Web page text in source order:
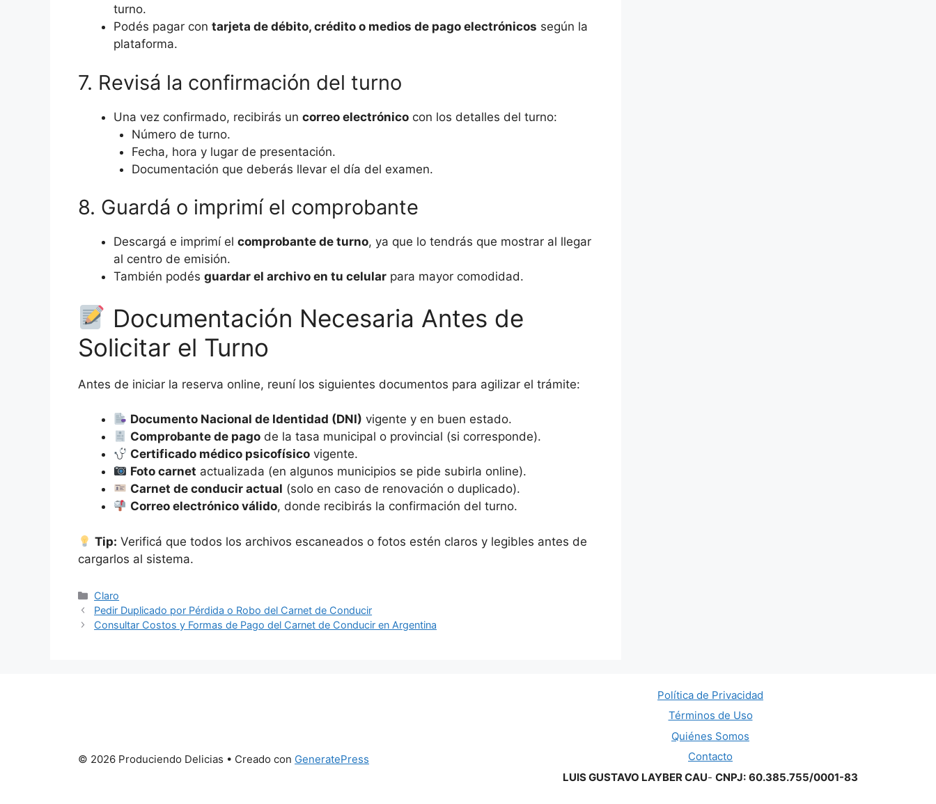
turno.
Podés pagar con tarjeta de débito, crédito o medios de pago electrónicos según la
plataforma.
7. Revisá la confirmación del turno
Una vez confirmado, recibirás un correo electrónico con los detalles del turno:
Número de turno.
Fecha, hora y lugar de presentación.
Documentación que deberás llevar el día del examen.
8. Guardá o imprimí el comprobante
Descargá e imprimí el comprobante de turno, ya que lo tendrás que mostrar al llegar
al centro de emisión.
También podés guardar el archivo en tu celular para mayor comodidad.
Documentación Necesaria Antes de
Solicitar el Turno
Antes de iniciar la reserva online, reuní los siguientes documentos para agilizar el trámite:
Documento Nacional de Identidad (DNI) vigente y en buen estado.
Comprobante de pago de la tasa municipal o provincial (si corresponde).
Certificado médico psicofísico vigente.
Foto carnet actualizada (en algunos municipios se pide subirla online).
Carnet de conducir actual (solo en caso de renovación o duplicado).
Correo electrónico válido, donde recibirás la confirmación del turno.
Tip: Verificá que todos los archivos escaneados o fotos estén claros y legibles antes de
cargarlos al sistema.
Categorías
Claro
Pedir Duplicado por Pérdida o Robo del Carnet de Conducir
Consultar Costos y Formas de Pago del Carnet de Conducir en Argentina
Política de Privacidad
Términos de Uso
Quiénes Somos
Contacto
LUIS GUSTAVO LAYBER CAU- CNPJ: 60.385.755/0001-83
© 2026 Produciendo Delicias • Creado con GeneratePress